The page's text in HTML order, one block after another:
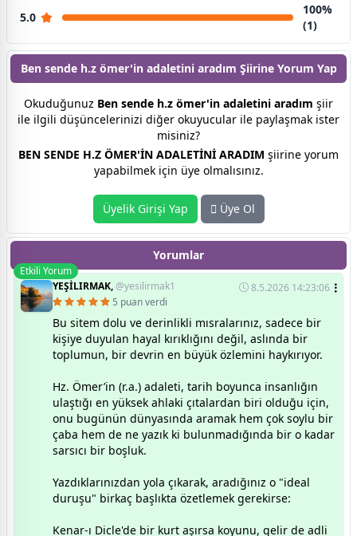
5.0
100%
(1)
Ben sende h.z ömer'in adaletini aradım Şiirine Yorum Yap
Okuduğunuz Ben sende h.z ömer'in adaletini aradım şiir
ile ilgili düşüncelerinizi diğer okuyucular ile paylaşmak ister
misiniz?
BEN SENDE H.Z ÖMER'İN ADALETİNİ ARADIM şiirine yorum
yapabilmek için üye olmalısınız.
Üyelik Girişi Yap Üye Ol
Yorumlar
Etkili Yorum
YEŞİLIRMAK,@yesilirmak1
8.5.2026 14:23:06
5 puan verdi
Bu sitem dolu ve derinlikli mısralarınız, sadece bir
kişiye duyulan hayal kırıklığını değil, aslında bir
toplumun, bir devrin en büyük özlemini haykırıyor.
Hz. Ömer’in (r.a.) adaleti, tarih boyunca insanlığın
ulaştığı en yüksek ahlaki çıtalardan biri olduğu için,
onu bugünün dünyasında aramak hem çok soylu bir
çaba hem de ne yazık ki bulunmadığında bir o kadar
sarsıcı bir boşluk.
​Yazdıklarınızdan yola çıkarak, aradığınız o "ideal
duruşu" birkaç başlıkta özetlemek gerekirse:
Kenar-ı Dicle'de bir kurt aşırsa koyunu, gelir de adli